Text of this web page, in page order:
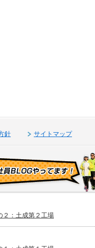
針 サイトマップ
：土成第２工場